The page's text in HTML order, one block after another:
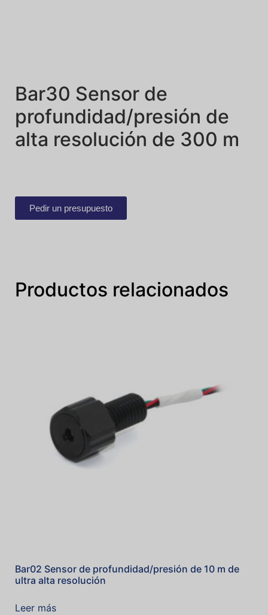
Bar30 Sensor de
profundidad/presión de
alta resolución de 300 m
Pedir un presupuesto
Productos relacionados
Bar02 Sensor de profundidad/presión de 10 m de
ultra alta resolución
Leer más